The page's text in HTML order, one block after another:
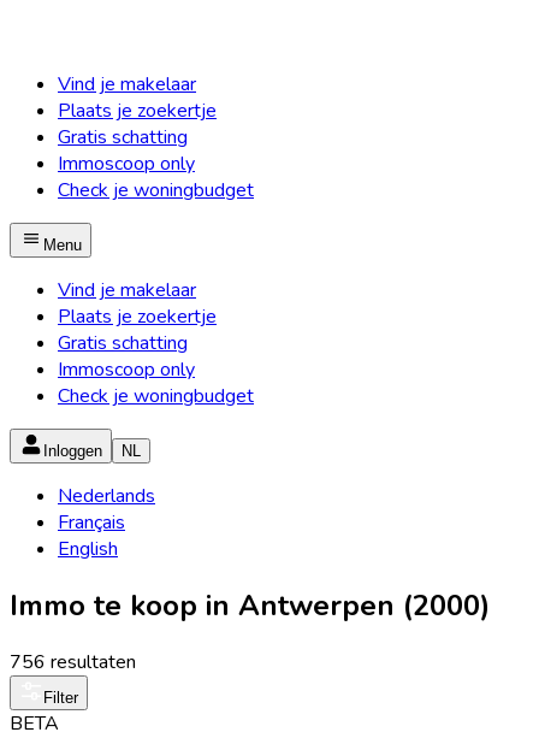
Vind je makelaar
Plaats je zoekertje
Gratis schatting
Immoscoop only
Check je woningbudget
Menu
Vind je makelaar
Plaats je zoekertje
Gratis schatting
Immoscoop only
Check je woningbudget
Inloggen NL
Nederlands
Français
English
Immo te koop in Antwerpen (2000)
756 resultaten
Filter
BETA